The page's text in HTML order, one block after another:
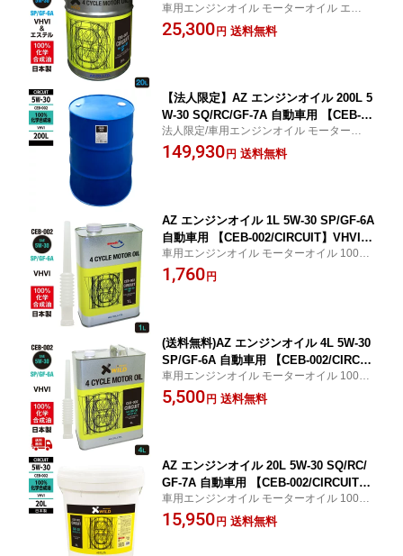
+エステルオイル 100%化学合成油 車 エ
ンジンオイル モーターオイル 5W30 4T
車用エンジンオイル モーターオイル エステ
ルオイル配合 サーキット ガソリン車
25,300 円 送料無料
【法人限定】AZ エンジンオイル 200L 5
W-30 SQ/RC/GF-7A 自動車用 【CEB-00
2/CIRCUIT】VHVI 100%化学合成油 車
エンジンオイル モーターオイル 5W30 4
法人限定/車用エンジンオイル モーターオイ
ル 100%化学合成油 サーキット ガソリン車
149,930 円 送料無料
AZ エンジンオイル 1L 5W-30 SP/GF-6A
自動車用 【CEB-002/CIRCUIT】VHVI 1
00%化学合成油 車 エンジンオイル モー
ターオイル 5W30 4Tオイル 4Tエンジン
車用エンジンオイル モーターオイル 100%
化学合成油 サーキット ガソリン車
1,760 円
(送料無料)AZ エンジンオイル 4L 5W-30
SP/GF-6A 自動車用 【CEB-002/CIRCUI
T】VHVI 100%化学合成油 車 エンジン
オイル モーターオイル 5W30 4Tオイル
車用エンジンオイル モーターオイル 100%
化学合成油 サーキット ガソリン車
5,500 円 送料無料
AZ エンジンオイル 20L 5W-30 SQ/RC/
GF-7A 自動車用 【CEB-002/CIRCUIT】
VHVI 100%化学合成油 車 エンジンオイ
ル モーターオイル 5W30 4Tオイル 4ス
車用エンジンオイル モーターオイル 100%
化学合成油 サーキット ガソリン車
15,950 円 送料無料